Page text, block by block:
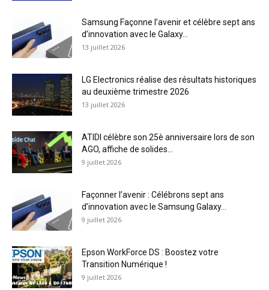
Samsung Façonne l’avenir et célèbre sept ans
d’innovation avec le Galaxy...
13 juillet 2026
LG Electronics réalise des résultats historiques
au deuxième trimestre 2026
13 juillet 2026
ATIDI célèbre son 25è anniversaire lors de son
AGO, affiche de solides...
9 juillet 2026
Façonner l’avenir : Célébrons sept ans
d’innovation avec le Samsung Galaxy...
9 juillet 2026
Epson WorkForce DS : Boostez votre
Transition Numérique !
9 juillet 2026